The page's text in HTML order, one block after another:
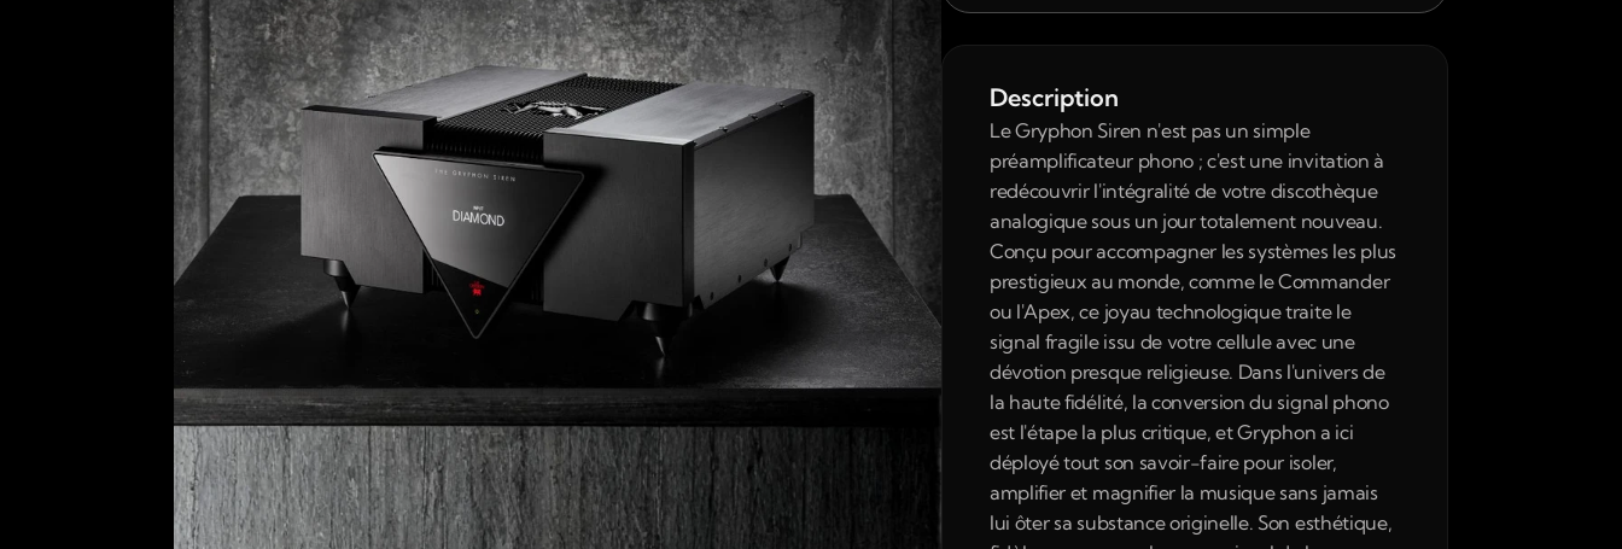
Description
Le Gryphon Siren n'est pas un simple
préamplificateur phono ; c'est une invitation à
redécouvrir l'intégralité de votre discothèque
analogique sous un jour totalement nouveau.
Conçu pour accompagner les systèmes les plus
prestigieux au monde, comme le Commander
ou l'Apex, ce joyau technologique traite le
signal fragile issu de votre cellule avec une
dévotion presque religieuse. Dans l'univers de
la haute fidélité, la conversion du signal phono
est l'étape la plus critique, et Gryphon a ici
déployé tout son savoir-faire pour isoler,
amplifier et magnifier la musique sans jamais
lui ôter sa substance originelle. Son esthétique,